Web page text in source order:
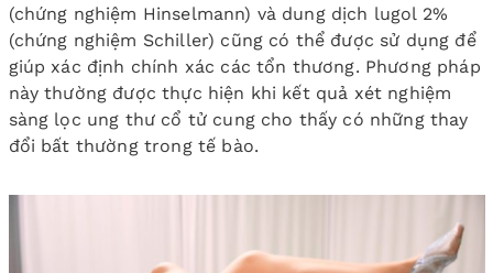
(chứng nghiệm Hinselmann) và dung dịch lugol 2%
(chứng nghiệm Schiller) cũng có thể được sử dụng để
giúp xác định chính xác các tổn thương. Phương pháp
này thường được thực hiện khi kết quả xét nghiệm
sàng lọc ung thư cổ tử cung cho thấy có những thay
đổi bất thường trong tế bào.